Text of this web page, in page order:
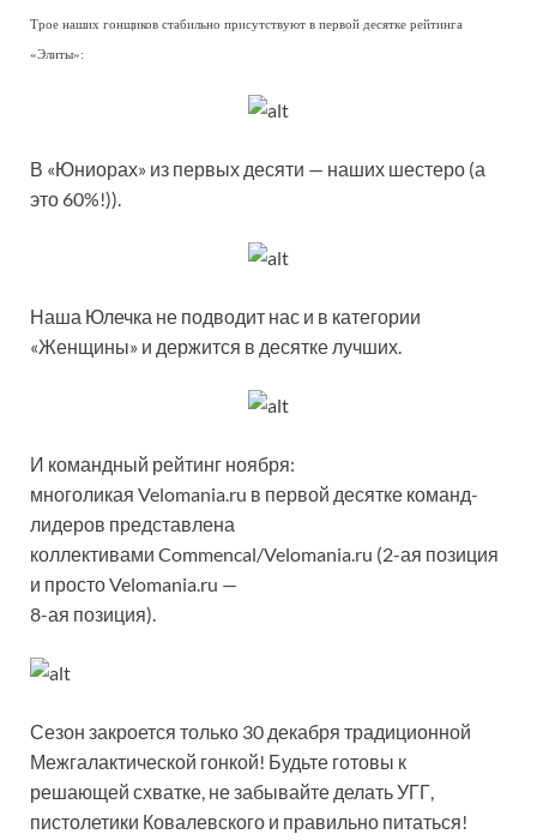
Трое наших гонщиков стабильно присутствуют в первой десятке рейтинга
«Элиты»:
В «Юниорах» из первых десяти — наших шестеро (а
это 60%!)).
Наша Юлечка не подводит нас и в категории
«Женщины» и держится в десятке лучших.
И командный рейтинг ноября:
многоликая Velomania.ru в первой десятке команд-
лидеров представлена
коллективами Commencal/Velomania.ru (2-ая позиция
и просто Velomania.ru —
8-ая позиция).
Сезон закроется только 30 декабря традиционной
Межгалактической гонкой! Будьте готовы к
решающей схватке, не забывайте делать УГГ,
пистолетики Ковалевского и правильно питаться!